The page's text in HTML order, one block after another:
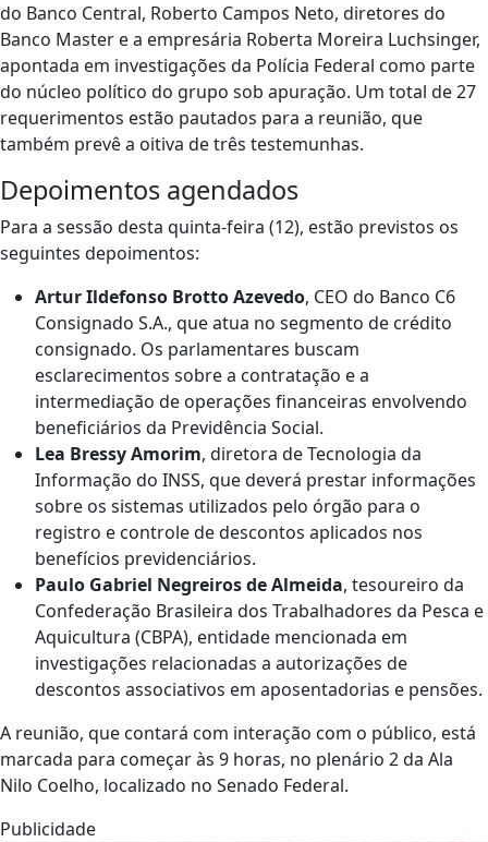
do Banco Central, Roberto Campos Neto, diretores do
Banco Master e a empresária Roberta Moreira Luchsinger,
apontada em investigações da Polícia Federal como parte
do núcleo político do grupo sob apuração. Um total de 27
requerimentos estão pautados para a reunião, que
também prevê a oitiva de três testemunhas.
Depoimentos agendados
Para a sessão desta quinta-feira (12), estão previstos os
seguintes depoimentos:
Artur Ildefonso Brotto Azevedo, CEO do Banco C6
Consignado S.A., que atua no segmento de crédito
consignado. Os parlamentares buscam
esclarecimentos sobre a contratação e a
intermediação de operações financeiras envolvendo
beneficiários da Previdência Social.
Lea Bressy Amorim, diretora de Tecnologia da
Informação do INSS, que deverá prestar informações
sobre os sistemas utilizados pelo órgão para o
registro e controle de descontos aplicados nos
benefícios previdenciários.
Paulo Gabriel Negreiros de Almeida, tesoureiro da
Confederação Brasileira dos Trabalhadores da Pesca e
Aquicultura (CBPA), entidade mencionada em
investigações relacionadas a autorizações de
descontos associativos em aposentadorias e pensões.
A reunião, que contará com interação com o público, está
marcada para começar às 9 horas, no plenário 2 da Ala
Nilo Coelho, localizado no Senado Federal.
Publicidade